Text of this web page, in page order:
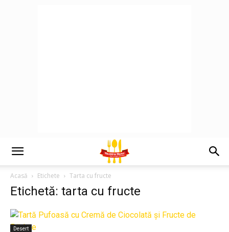
Acasă Etichete Tarta cu fructe
Etichetă: tarta cu fructe
Desert